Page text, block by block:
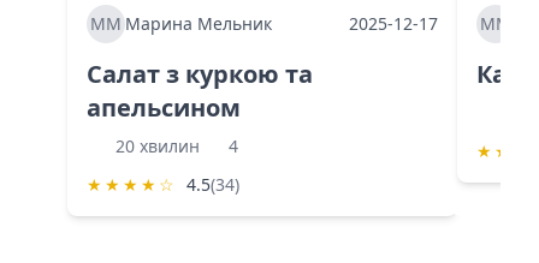
ММ Марина Мельник 2025-12-17
Салат з куркою та
апельсином
20 хвилин
4
★ ★ ★ ★ ☆ 4.5(34)
ММ
★ ★